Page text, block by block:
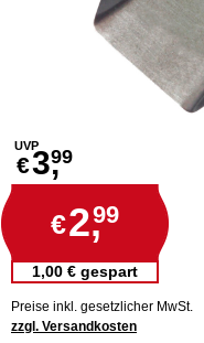
UVP
€3,99
€2,99
1,00 € gespart
Preise inkl. gesetzlicher MwSt.
zzgl. Versandkosten